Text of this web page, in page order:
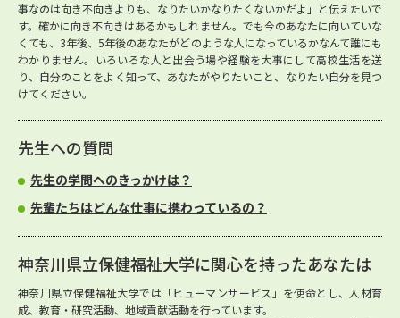
事なのは向き不向きよりも、なりたいかなりたくないかだよ」と伝えたいで
す。確かに向き不向きはあるかもしれません。でも今のあなたに向いていな
くても、3年後、5年後のあなたがどのような人になっているかなんて誰にも
わかりません。いろいろな人と出会う場や経験を大事にして高校生活を送
り、自分のことをよく知って、あなたがやりたいこと、なりたい自分を見つ
けてください。
先生への質問
先生の学問へのきっかけは？
先輩たちはどんな仕事に携わっているの？
神奈川県立保健福祉大学に関心を持ったあなたは
神奈川県立保健福祉大学では「ヒューマンサービス」を使命とし、人材育
成、教育・研究活動、地域貢献活動を行っています。